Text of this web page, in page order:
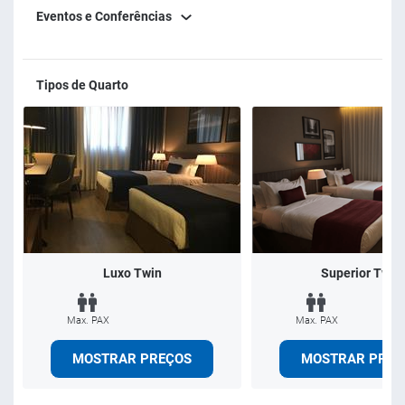
ideal para almoços de negócios, jantares especiais e
Eventos e Conferências
Tipos de Quarto
Luxo Twin
Max. PAX
MOSTRAR PREÇOS
Superior Twin
Max. PAX
MOSTRAR